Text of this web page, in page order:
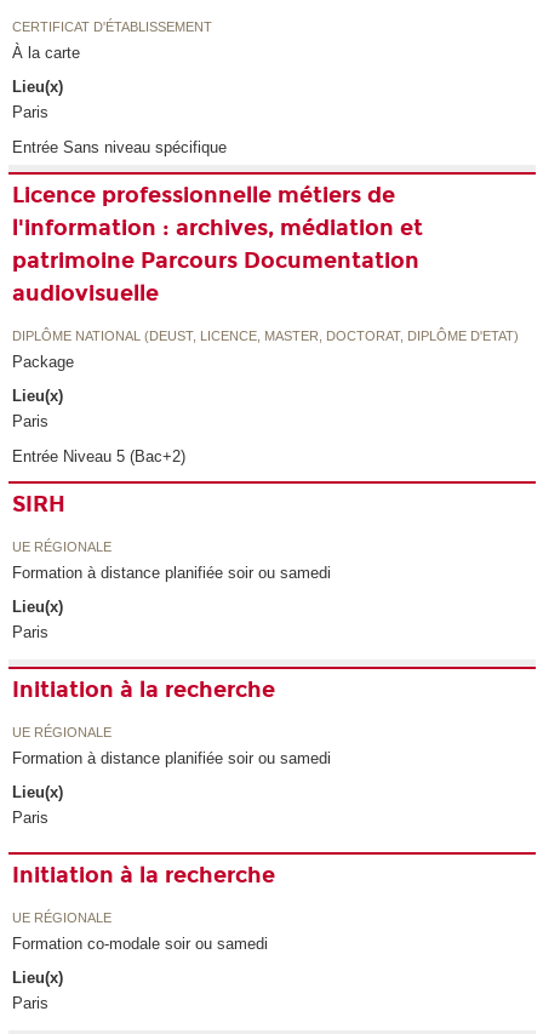
CERTIFICAT D'ÉTABLISSEMENT
À la carte
Lieu(x)
Paris
Entrée Sans niveau spécifique
Licence professionnelle métiers de
l'information : archives, médiation et
patrimoine Parcours Documentation
audiovisuelle
DIPLÔME NATIONAL (DEUST, LICENCE, MASTER, DOCTORAT, DIPLÔME D'ETAT)
Package
Lieu(x)
Paris
Entrée Niveau 5 (Bac+2)
SIRH
UE RÉGIONALE
Formation à distance planifiée soir ou samedi
Lieu(x)
Paris
Initiation à la recherche
UE RÉGIONALE
Formation à distance planifiée soir ou samedi
Lieu(x)
Paris
Initiation à la recherche
UE RÉGIONALE
Formation co-modale soir ou samedi
Lieu(x)
Paris